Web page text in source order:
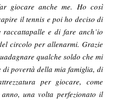
giocare anche me. Ho così
il tennis e poi ho deciso di
e di fare anch’io
circolo per allenarmi. Grazie
qualche soldo che mi
di povertà della mia famiglia, di
per giocare, come
una volta perfezionato il